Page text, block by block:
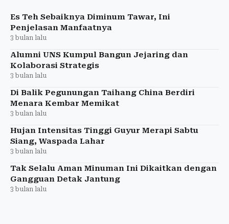
Es Teh Sebaiknya Diminum Tawar, Ini
Penjelasan Manfaatnya
3 bulan lalu
Alumni UNS Kumpul Bangun Jejaring dan
Kolaborasi Strategis
3 bulan lalu
Di Balik Pegunungan Taihang China Berdiri
Menara Kembar Memikat
3 bulan lalu
Hujan Intensitas Tinggi Guyur Merapi Sabtu
Siang, Waspada Lahar
3 bulan lalu
Tak Selalu Aman Minuman Ini Dikaitkan dengan
Gangguan Detak Jantung
3 bulan lalu